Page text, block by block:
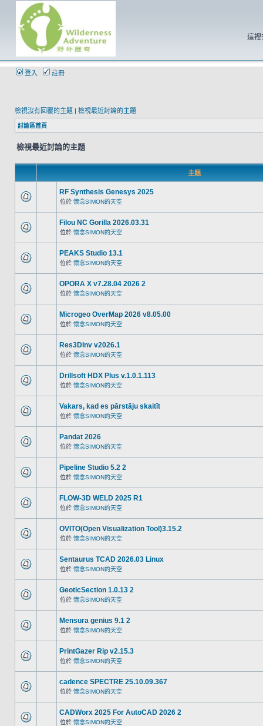
這裡
登入 註冊
檢視沒有回覆的主題 | 檢視最近討論的主題
討論區首頁
檢視最近討論的主題
主題
RF Synthesis Genesys 2025
位於 懷念SIMON的天空
Filou NC Gorilla 2026.03.31
位於 懷念SIMON的天空
PEAKS Studio 13.1
位於 懷念SIMON的天空
OPORA X v7.28.04 2026 2
位於 懷念SIMON的天空
Microgeo OverMap 2026 v8.05.00
位於 懷念SIMON的天空
Res3DInv v2026.1
位於 懷念SIMON的天空
Drillsoft HDX Plus v.1.0.1.113
位於 懷念SIMON的天空
Vakars, kad es pārstāju skaitīt
位於 懷念SIMON的天空
Pandat 2026
位於 懷念SIMON的天空
Pipeline Studio 5.2 2
位於 懷念SIMON的天空
FLOW-3D WELD 2025 R1
位於 懷念SIMON的天空
OVITO(Open Visualization Tool)3.15.2
位於 懷念SIMON的天空
Sentaurus TCAD 2026.03 Linux
位於 懷念SIMON的天空
GeoticSection 1.0.13 2
位於 懷念SIMON的天空
Mensura genius 9.1 2
位於 懷念SIMON的天空
PrintGazer Rip v2.15.3
位於 懷念SIMON的天空
cadence SPECTRE 25.10.09.367
位於 懷念SIMON的天空
CADWorx 2025 For AutoCAD 2026 2
位於 懷念SIMON的天空